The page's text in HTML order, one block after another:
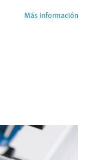
Más información